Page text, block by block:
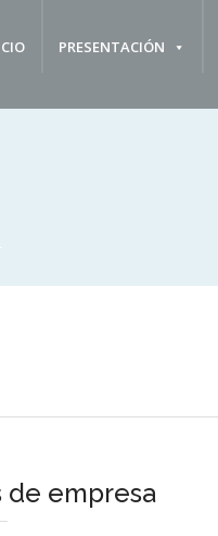
PRESENTACIÓN
de empresa